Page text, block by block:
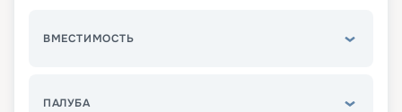
ВМЕСТИМОСТЬ
ПАЛУБА